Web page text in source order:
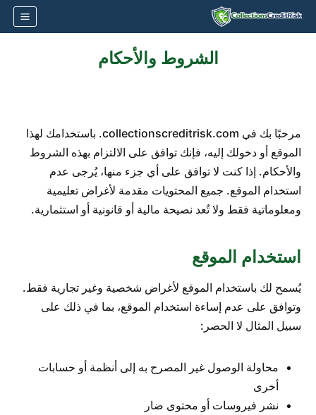
التجاوز
الشروط والأحكام
مرحبًا بك في collectionscreditrisk.com. باستخدامك لهذا
الموقع أو دخولك إليه، فإنك توافق على الالتزام بهذه الشروط
والأحكام. إذا كنت لا توافق على أي جزء منها، يُرجى عدم
استخدام الموقع. جميع المحتويات مقدمة لأغراض تعليمية
ومعلوماتية فقط ولا تُعد نصيحة مالية أو قانونية أو استثمارية.
استخدام الموقع
يُسمح لك باستخدام الموقع لأغراض شخصية وغير تجارية فقط.
وتوافق على عدم إساءة استخدام الموقع، بما في ذلك على
سبيل المثال لا الحصر:
محاولة الوصول غير المصرح به إلى أنظمة أو حسابات
أخرى
نشر فيروسات أو محتوى ضار